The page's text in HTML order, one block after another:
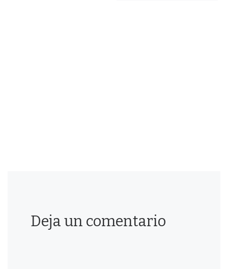
Deja un comentario